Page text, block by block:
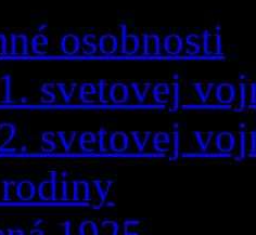
osobnosti
svetovej
svetovej